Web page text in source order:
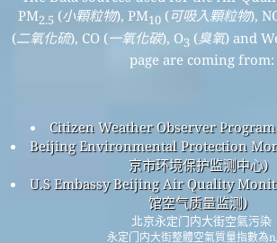
PM2.5 (小顆粒物), PM10 (可吸入顆粒物),
(二氧化硫), CO (一氧化碳), O3 (臭氧) and
page are coming from:
Citizen Weather Observer Program
Beijing Environmental Protection
京市环境保护监测中心)
U.S Embassy Beijing Air Quality
馆空气质量监测)
北京永定门内大街空氣污染
永定门内大街整體空氣質量指數為